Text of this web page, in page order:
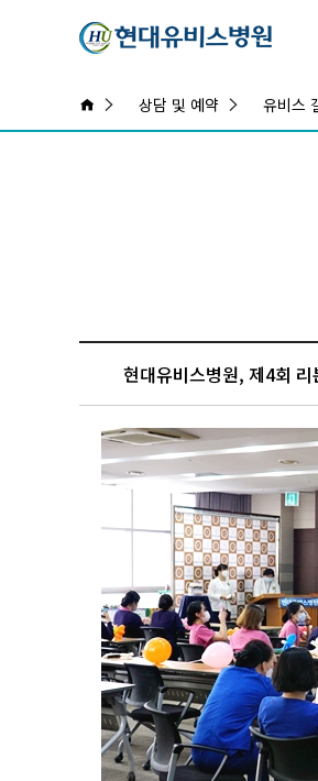
상담 및 예약 유비스
현대유비스병원, 제4회